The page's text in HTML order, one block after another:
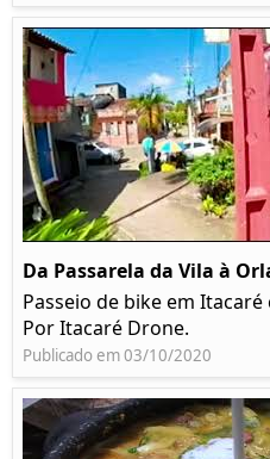
Da Passarela da Vila à
Passeio de bike em
Por Itacaré Drone.
Publicado em 03/10/2020